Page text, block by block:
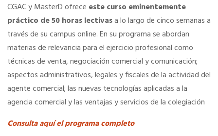
Información a la última
Una gran organización
OFERTAS DE EMPLEO
CGAC y MasterD ofrece este curso eminentemente
práctico de 50 horas lectivasa lo largo de cinco semanas a
través de su campus online. En su programa se abordan
materias de relevancia para el ejercicio profesional como
técnicas de venta, negociación comercial y comunicación;
aspectos administrativos, legales y fiscales de la actividad del
agente comercial; las nuevas tecnologías aplicadas a la
agencia comercial y las ventajas y servicios de la colegiación
Consulta aquí el programa completo